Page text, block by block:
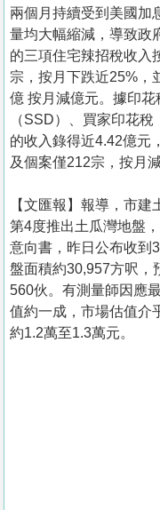
兩個月持續受到美國加
量均大幅縮減，導致政
的三項住宅辣招稅收入
宗，按月下跌近25%，
億 按月減億元。據印
（SSD）、買家印花
的收入錄得近4.42億元
及個案僅212宗，按月
【文匯報】報導，市
第4度推出土瓜灣地盤
意向書，昨日公布收到
盤面積約30,957方呎，
560伙。有測量師因應
值約一成，市場估值介
約1.2萬至1.3萬元。